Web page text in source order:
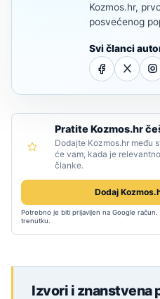
Kozmos.hr,
posvećenog
Svi članci
Pratite Kozmos.hr
Dodajte Kozmos.hr među
će vam, kada je
članke.
Dodaj
Potrebno je biti prijavljen na Google
trenutku.
Izvori i znanstvena